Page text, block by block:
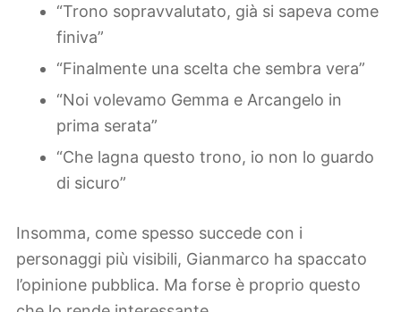
“Trono sopravvalutato, già si sapeva come
finiva”
“Finalmente una scelta che sembra vera”
“Noi volevamo Gemma e Arcangelo in
prima serata”
“Che lagna questo trono, io non lo guardo
di sicuro”
Insomma, come spesso succede con i
personaggi più visibili, Gianmarco ha spaccato
l’opinione pubblica. Ma forse è proprio questo